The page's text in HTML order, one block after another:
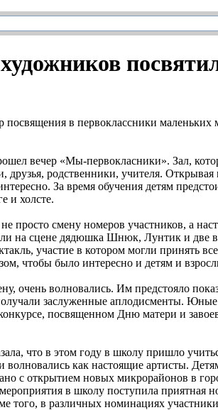
в первоклассники маленьких
вечер «Мы-первокласники». Зал,
родственники, учителя.
За время обучения детям
и холсте.
просто смену номеров участников, а
на сцене дядюшка Шнюк, Лунтик и две
участие в котором могли принять
чтобы было интересно и детям и
очень волновались. Им предстояло
заслуженные аплодисменты.
посвященном Дню матери и
что в этом году в школу пришло
как настоящие артисты.
с открытием новых микрорайонов в
в школу поступила
того, в различных номинациях